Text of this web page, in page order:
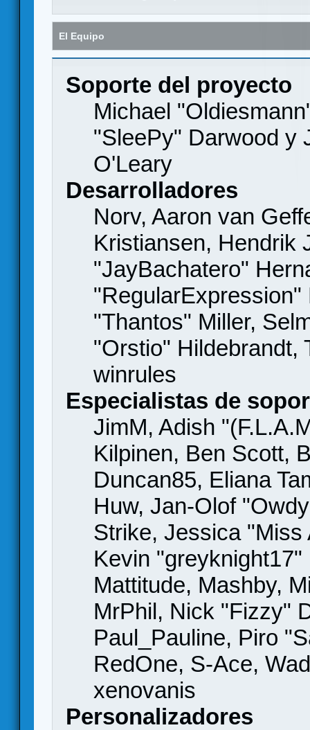
El Equipo
Soporte del proyecto
Michael
"SleePy" Darwood y
O'Leary
Desarrolladores
Norv, Aaron van
Kristiansen, Hendrik
"JayBachatero"
"Thantos" Miller,
"Orstio" Hildebrandt,
winrules
Especialistas de
JimM, Adish
Kilpinen, Ben Scott,
Duncan85, Eliana
Huw, Jan-Olof
Strike, Jessica
Kevin
Mattitude, Mashby,
MrPhil, Nick "Fizzy"
Paul_Pauline, Piro
RedOne, S-Ace,
xenovanis
Personalizadores